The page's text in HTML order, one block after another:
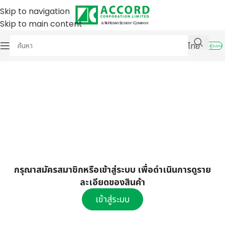
Skip to navigation
Skip to main content
ไทย
เข้าสู่ระบบ
กรุณาสมัครสมาชิกหรือเข้าสู่ระบบ เพื่อดำเนินการดูราย
ละเอียดของสินค้า
เข้าสู่ระบบ